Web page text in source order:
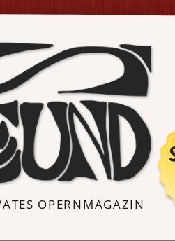
OPERNMAGAZIN